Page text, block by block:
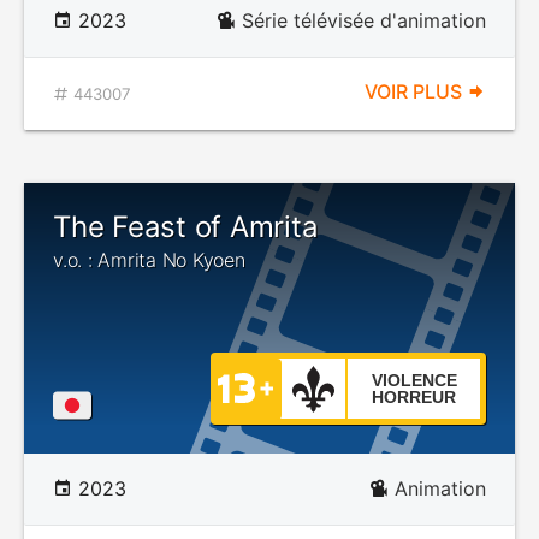
2023 Série télévisée d'animation
443007 VOIR PLUS
The Feast of Amrita
v.o. : Amrita No Kyoen
VIOLENCE
HORREUR
2023 Animation